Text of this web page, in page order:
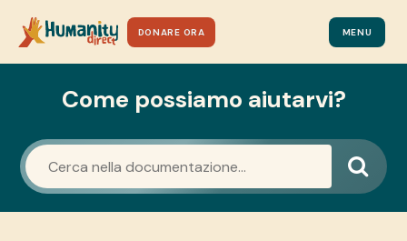
DONARE ORA MENU
Come possiamo aiutarvi?